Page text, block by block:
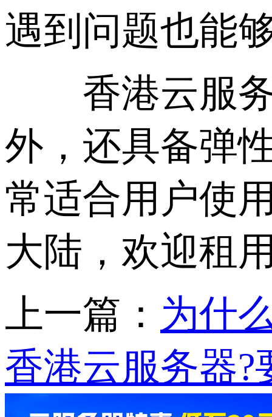
遇到问题也能
香港云服务
外，还具备弹
常适合用户使
大陆，欢迎租
上一篇： 为什
香港云服务器